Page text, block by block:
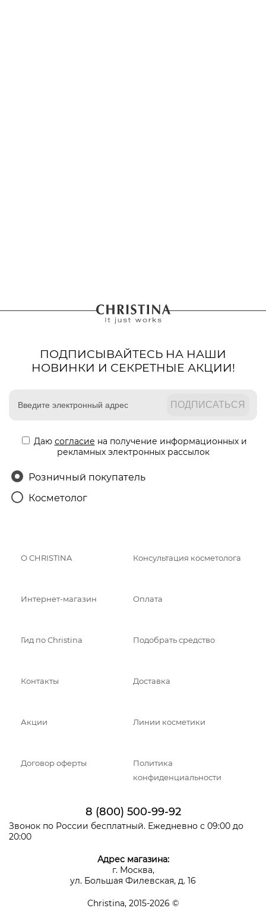
ПОДПИСЫВАЙТЕСЬ НА НАШИ
НОВИНКИ И СЕКРЕТНЫЕ АКЦИИ!
Даю согласие на получение информационных и
рекламных электронных рассылок
Розничный покупатель
Косметолог
О CHRISTINA Консультация косметолога
Интернет-магазин Оплата
Гид по Christina Подобрать средство
Контакты Доставка
Акции Линии косметики
Договор оферты
Политика
конфиденциальности
8 (800) 500-99-92
Звонок по России бесплатный. Ежедневно с 09:00 до
20:00
Адрес магазина:
г. Москва,
ул. Большая Филевская, д. 16
Christina, 2015-2026 ©